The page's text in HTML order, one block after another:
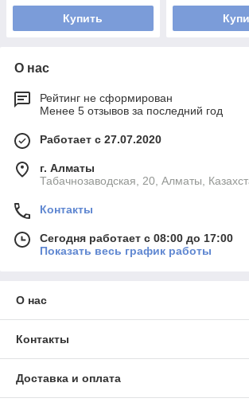
Купить
О нас
Рейтинг не сформирован
Менее 5 отзывов за последний год
Работает с 27.07.2020
г. Алматы
Табачнозаводская, 20, Алматы,
Контакты
Сегодня работает с 08:00 до 17:00
Показать весь график работы
О нас
Контакты
Доставка и оплата